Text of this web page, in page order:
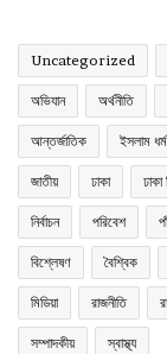
Uncategorized
অভিযান অর্থনীতি
আন্তর্জাতিক ইসলাম ধর্ম
জাতীয় ঢাকা ঢাকা
নির্বাচন পরিবেশ
বিশ্লেষণ বৈশ্বিক
মিডিয়া রাজনীতি
সম্পাদকীয় স্বাস্থ্য